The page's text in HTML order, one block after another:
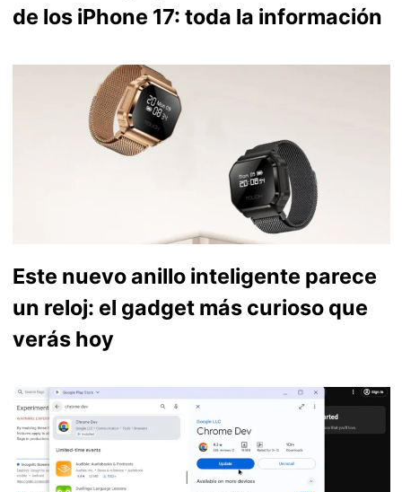
de los iPhone 17: toda la información
Este nuevo anillo inteligente parece
un reloj: el gadget más curioso que
verás hoy